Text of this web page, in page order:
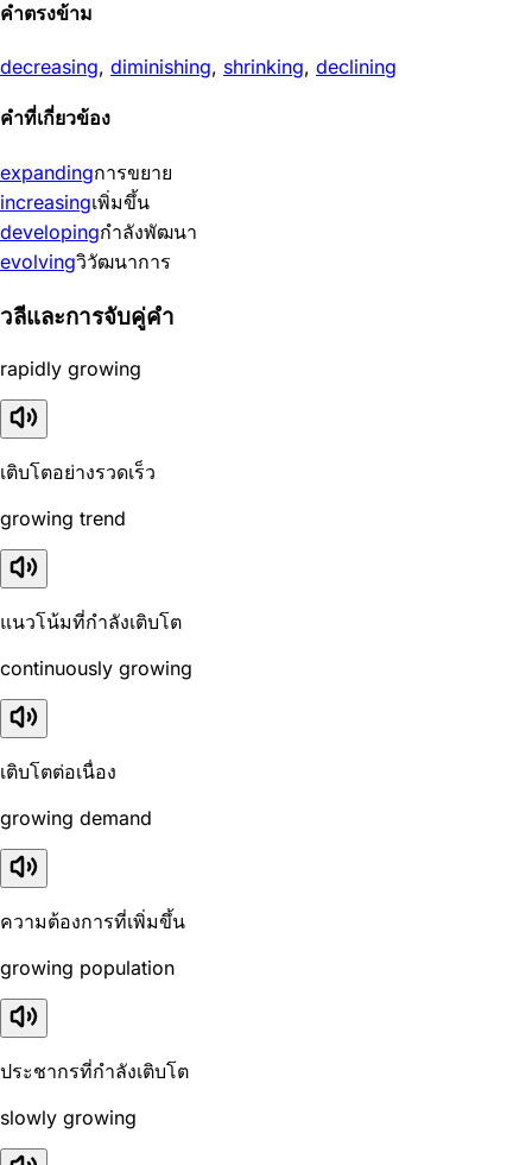
คำตรงข้าม
decreasing, diminishing, shrinking, declining
คำที่เกี่ยวข้อง
expandingการขยาย
increasingเพิ่มขึ้น
developingกำลังพัฒนา
evolvingวิวัฒนาการ
วลีและการจับคู่คำ
rapidly growing
เติบโตอย่างรวดเร็ว
growing trend
แนวโน้มที่กำลังเติบโต
continuously growing
เติบโตต่อเนื่อง
growing demand
ความต้องการที่เพิ่มขึ้น
growing population
ประชากรที่กำลังเติบโต
slowly growing